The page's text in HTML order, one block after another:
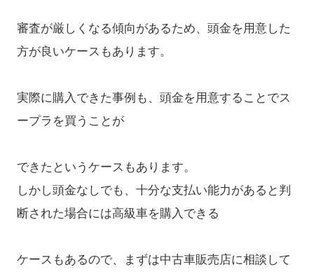
審査が厳しくなる傾向があるため、頭金を用意した
方が良いケースもあります。
実際に購入できた事例も、頭金を用意することでス
ープラを買うことが
できたというケースもあります。
しかし頭金なしでも、十分な支払い能力があると判
断された場合には高級車を購入できる
ケースもあるので、まずは中古車販売店に相談して